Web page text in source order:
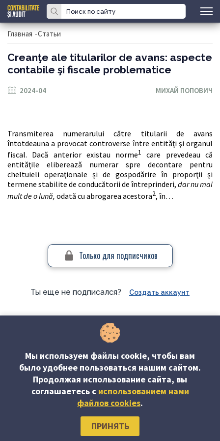
Главная -Статьи
Creanţe ale titularilor de avans: aspecte
contabile şi fiscale problematice
2024-04 МИХАЙ ПОПОВИЧ
Transmiterea numerarului către titularii de avans
întotdeauna a provocat controverse între entităţi şi organul
fiscal. Dacă anterior existau norme1
care prevedeau că
entităţile eliberează numerar spre decontare pentru
cheltuieli operaţionale şi de gospodărire în proporţii şi
termene stabilite de conducătorii de întreprinderi, dar nu mai
mult de o lună, odată cu abrogarea acestora2, în…
Только для подписчиков
Ты еще не подписался? Создать аккаунт
#Обсуждаем проблему
Редакция журнала
Подписка
Мы используем файлы cookie, чтобы вам
было удобнее пользоваться нашим сайтом.
Продолжая использование сайта, вы
соглашаетесь c использованием нами
файлов cookies.
ПРИНЯТЬ